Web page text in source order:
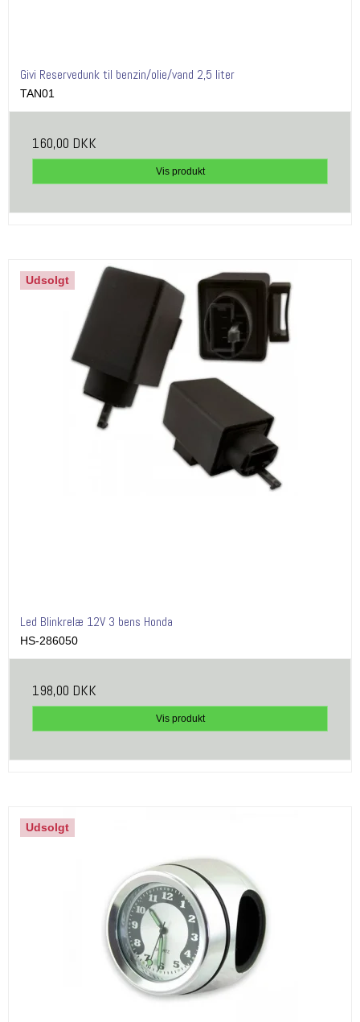
Givi Reservedunk til benzin/olie/vand 2,5 liter
TAN01
160,00 DKK
Vis produkt
Udsolgt
Led Blinkrelæ 12V 3 bens Honda
HS-286050
198,00 DKK
Vis produkt
Udsolgt